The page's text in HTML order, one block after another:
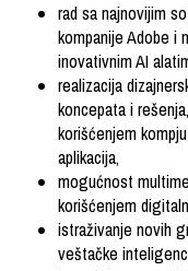
rad sa najnovijim
kompanije Adobe i
inovativnim AI
realizacija
koncepata i rešenja,
korišćenjem
aplikacija,
mogućnost
korišćenjem
istraživanje novih
veštačke